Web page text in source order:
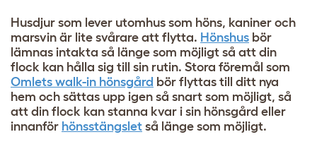
Husdjur som lever utomhus som höns, kaniner och
marsvin är lite svårare att flytta. Hönshus bör
lämnas intakta så länge som möjligt så att din
flock kan hålla sig till sin rutin. Stora föremål som
Omlets walk-in hönsgård bör flyttas till ditt nya
hem och sättas upp igen så snart som möjligt, så
att din flock kan stanna kvar i sin hönsgård eller
innanför hönsstängslet så länge som möjligt.